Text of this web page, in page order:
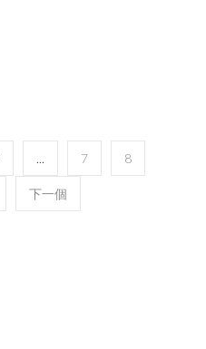
... 7 8
下一個